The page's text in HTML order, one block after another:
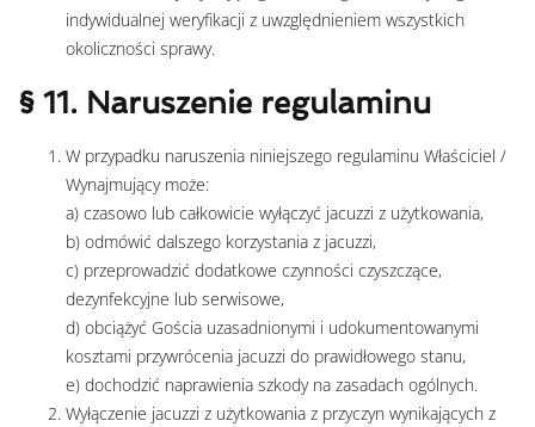
indywidualnej weryfikacji z uwzględnieniem wszystkich
okoliczności sprawy.
§ 11. Naruszenie regulaminu
W przypadku naruszenia niniejszego regulaminu Właściciel /
Wynajmujący może:
a) czasowo lub całkowicie wyłączyć jacuzzi z użytkowania,
b) odmówić dalszego korzystania z jacuzzi,
c) przeprowadzić dodatkowe czynności czyszczące,
dezynfekcyjne lub serwisowe,
d) obciążyć Gościa uzasadnionymi i udokumentowanymi
kosztami przywrócenia jacuzzi do prawidłowego stanu,
e) dochodzić naprawienia szkody na zasadach ogólnych.
Wyłączenie jacuzzi z użytkowania z przyczyn wynikających z